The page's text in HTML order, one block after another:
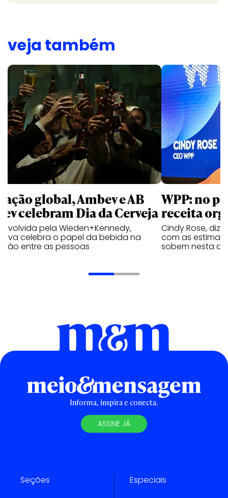
veja também
ação global, Ambev e AB
celebram Dia da Cerveja
pela Wieden+Kennedy,
celebra o papel da bebida na
entre as pessoas
WPP: no
receita
Cindy Rose, diz
com as
sobem nesta
Informa, inspira e conecta.
ASSINE JÁ
Seções Especiais